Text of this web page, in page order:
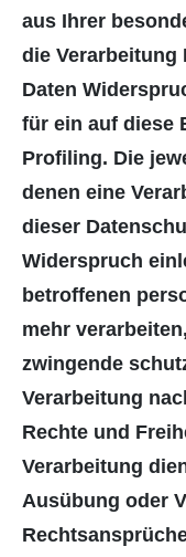
aus Ihrer
die Verarbeitung
Daten
für ein auf diese
Profiling. Die
denen eine
dieser
Widerspruch
betroffenen
mehr
zwingende
Verarbeitung
Rechte und
Verarbeitung
Ausübung oder